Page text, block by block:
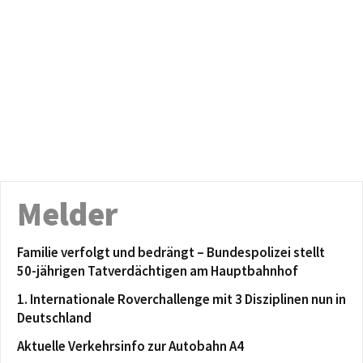
Melder
Familie verfolgt und bedrängt – Bundespolizei stellt
50-jährigen Tatverdächtigen am Hauptbahnhof
1. Internationale Roverchallenge mit 3 Disziplinen nun in
Deutschland
Aktuelle Verkehrsinfo zur Autobahn A4